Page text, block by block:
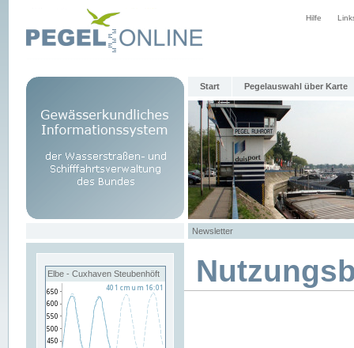
Hilfe
Start Pegelauswahl über Karte
Newsletter
Elbe - Cuxhaven Steubenhöft